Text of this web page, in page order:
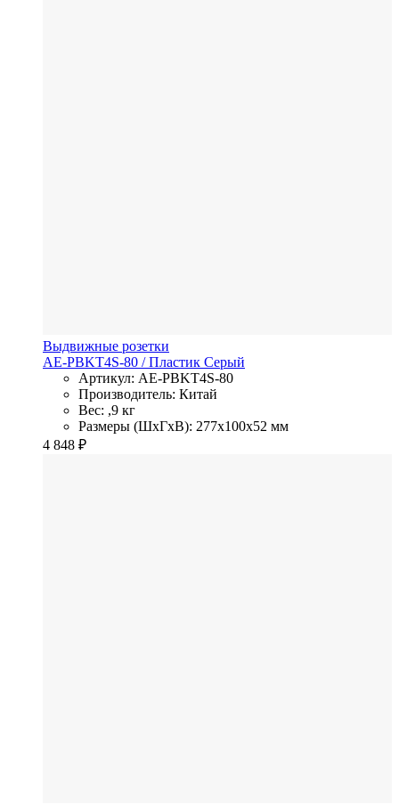
Выдвижные розетки
AE-PBKT4S-80 / Пластик Серый
Артикул: AE-PBKT4S-80
Производитель: Китай
Вес: ,9 кг
Размеры (ШхГхВ): 277x100x52 мм
4 848 ₽